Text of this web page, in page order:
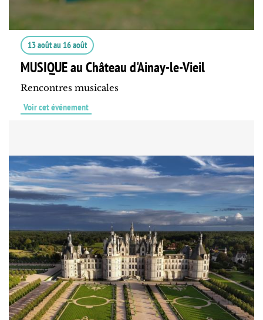
13 aoûtau 16 août
MUSIQUE au Château d'Ainay-le-Vieil
Rencontres musicales
Voir cet événement